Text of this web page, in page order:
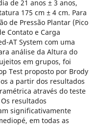
de 21 anos ± 3 anos,
175 cm ± 4 cm. Para
de Pressão Plantar (Pico
Contato e Carga
AT System com uma
análise da Altura do
em grupos, foi
Test proposto por Brody
a partir dos resultados
através do teste
resultados
significativamente
em todas as